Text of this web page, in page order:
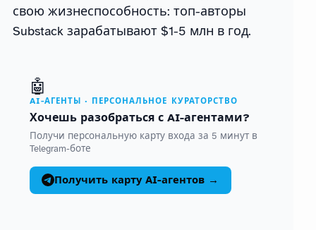
свою жизнеспособность: топ-авторы
Substack зарабатывают $1-5 млн в год.
🤖
AI-АГЕНТЫ · ПЕРСОНАЛЬНОЕ КУРАТОРСТВО
Хочешь разобраться с AI-агентами?
Получи персональную карту входа за 5 минут в
Telegram-боте
Получить карту AI-агентов →